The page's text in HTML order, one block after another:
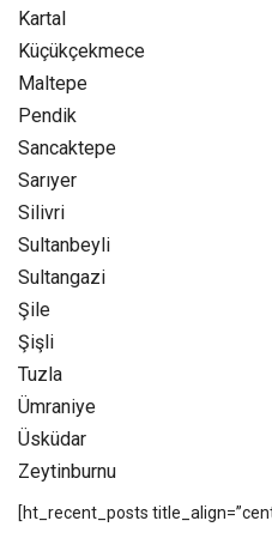
Kartal
Küçükçekmece
Maltepe
Pendik
Sancaktepe
Sarıyer
Silivri
Sultanbeyli
Sultangazi
Şile
Şişli
Tuzla
Ümraniye
Üsküdar
Zeytinburnu
[ht_recent_posts